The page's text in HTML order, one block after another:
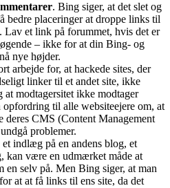
. Bing siger, at det slet og
bedre placeringer at droppe links til
Lav et link på forummet, hvis det er
– ikke for at din Bing- og
nye højder.
arbejde for, at hackede sites, der
linker til et andet site, ikke
modtagersitet ikke modtager
til alle websiteejere om, at
deres CMS (Content Management
problemer.
indlæg på en andens blog, et
kan være en udmærket måde at
en selv på. Men Bing siger, at man
at at få links til ens site, da det